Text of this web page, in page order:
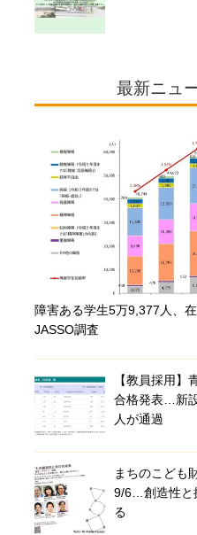
最新ニュ
障害ある学生5万9,377人、
JASSO調査
【教員採用】
合格発表…新
人が通過
まちのこども
9/6…創造性と
る